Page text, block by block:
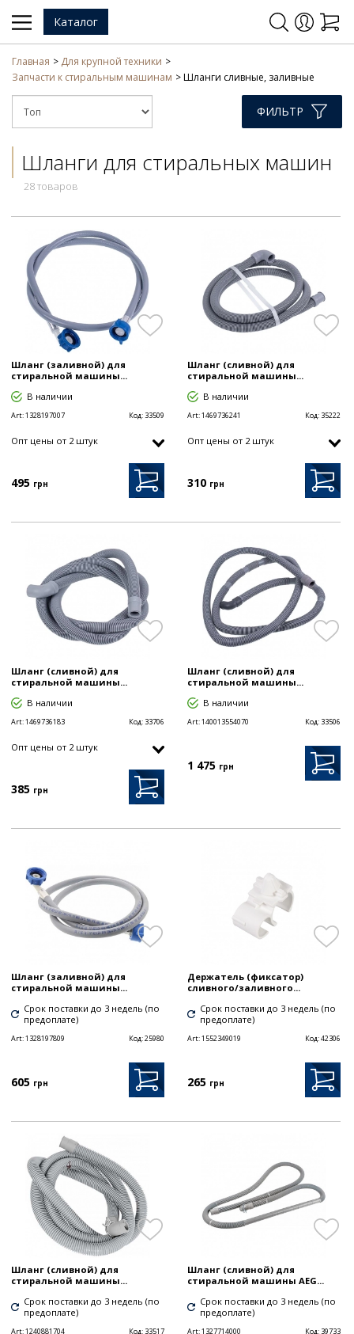
Каталог
Главная
Для крупной техники
Запчасти к стиральным машинам
Шланги сливные, заливные
ФИЛЬТР
Шланги для стиральных машин
28 товаров
Шланг (заливной) для
стиральной машины...
В наличии
Art:1328197007 Код: 33509
Опт цены от 2 штук
495 грн
Шланг (сливной) для
стиральной машины...
В наличии
Art:1469736241 Код: 35222
Опт цены от 2 штук
310 грн
Шланг (сливной) для
стиральной машины...
В наличии
Art:1469736183 Код: 33706
Опт цены от 2 штук
385 грн
Шланг (сливной) для
стиральной машины...
В наличии
Art:140013554070 Код: 33506
1 475 грн
Шланг (заливной) для
стиральной машины...
Срок поставки до 3 недель (по
предоплате)
Art:1328197809 Код:25980
605 грн
Держатель (фиксатор)
сливного/заливного...
Срок поставки до 3 недель (по
предоплате)
Art:1552349019 Код:42306
265 грн
Шланг (сливной) для
стиральной машины...
Срок поставки до 3 недель (по
предоплате)
Art:1240881704 Код: 33517
Шланг (сливной) для
стиральной машины AEG...
Срок поставки до 3 недель (по
предоплате)
Art:1327714000 Код: 39733